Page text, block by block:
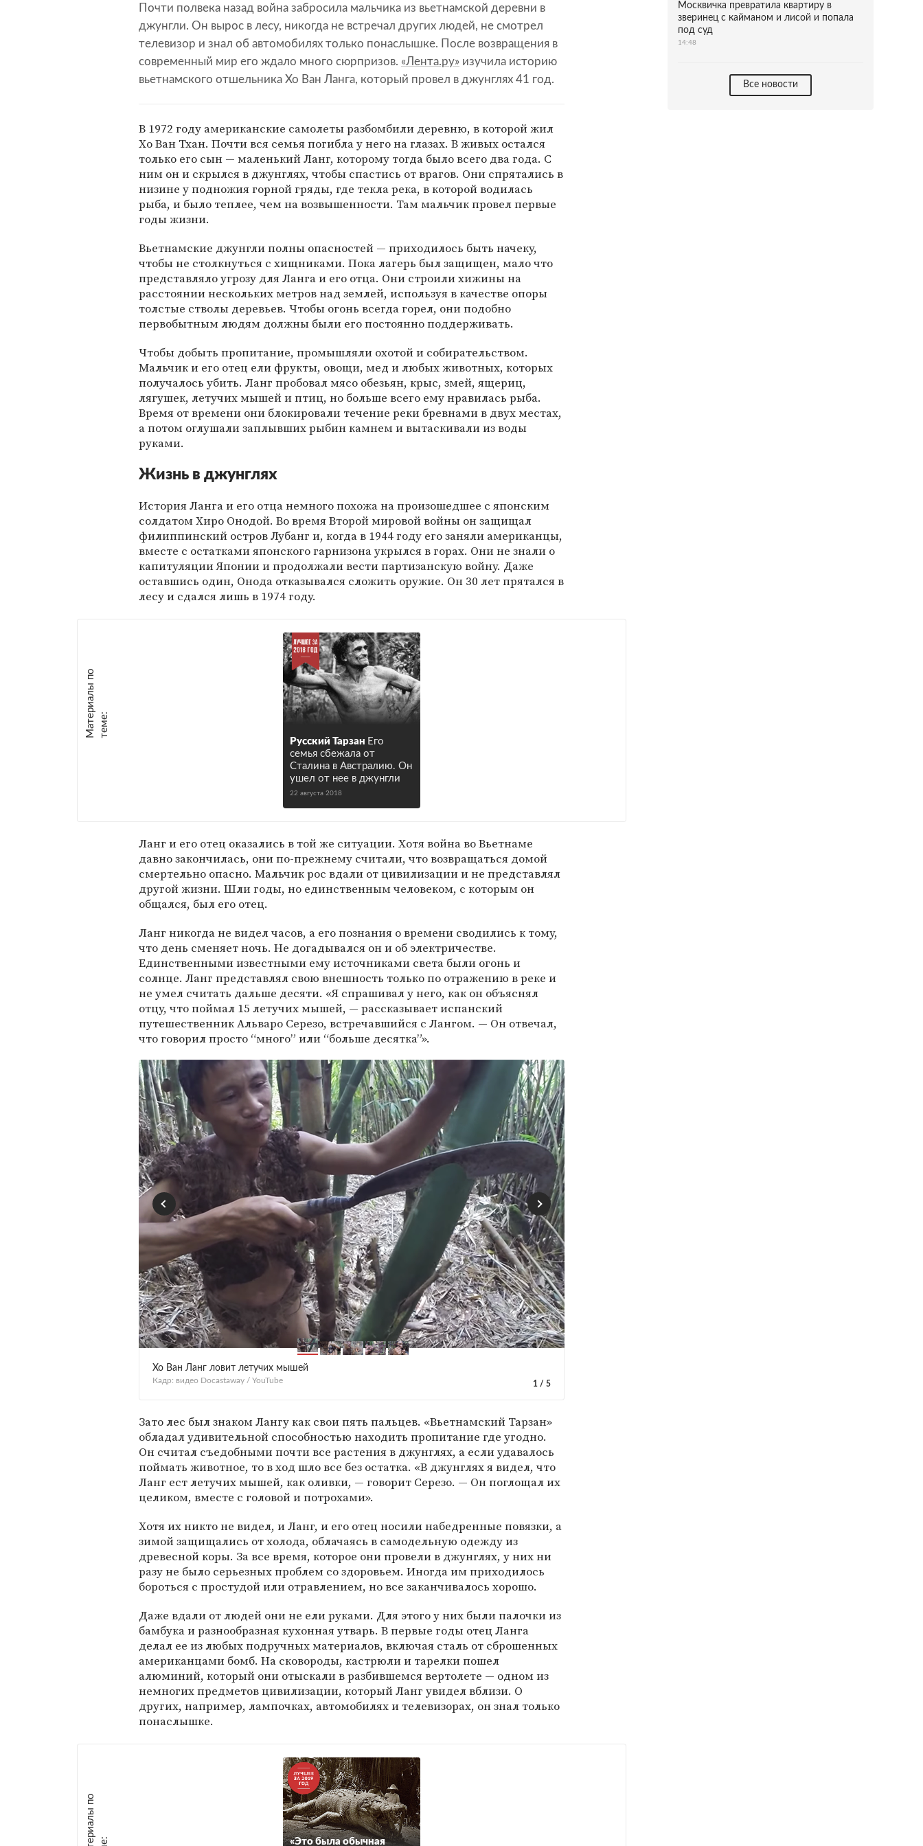
Почти полвека назад война забросила мальчика из вьетнамской деревни в
джунгли. Он вырос в лесу, никогда не встречал других людей, не смотрел
телевизор и знал об автомобилях только понаслышке. После возвращения в
современный мир его ждало много сюрпризов. «Лента.ру» изучила историю
вьетнамского отшельника Хо Ван Ланга, который провел в джунглях 41 год.
В 1972 году американские самолеты разбомбили деревню, в которой жил
Хо Ван Тхан. Почти вся семья погибла у него на глазах. В живых остался
только его сын — маленький Ланг, которому тогда было всего два года. С
ним он и скрылся в джунглях, чтобы спастись от врагов. Они спрятались в
низине у подножия горной гряды, где текла река, в которой водилась
рыба, и было теплее, чем на возвышенности. Там мальчик провел первые
годы жизни.
Вьетнамские джунгли полны опасностей — приходилось быть начеку,
чтобы не столкнуться с хищниками. Пока лагерь был защищен, мало что
представляло угрозу для Ланга и его отца. Они строили хижины на
расстоянии нескольких метров над землей, используя в качестве опоры
толстые стволы деревьев. Чтобы огонь всегда горел, они подобно
первобытным людям должны были его постоянно поддерживать.
Чтобы добыть пропитание, промышляли охотой и собирательством.
Мальчик и его отец ели фрукты, овощи, мед и любых животных, которых
получалось убить. Ланг пробовал мясо обезьян, крыс, змей, ящериц,
лягушек, летучих мышей и птиц, но больше всего ему нравилась рыба.
Время от времени они блокировали течение реки бревнами в двух местах,
а потом оглушали заплывших рыбин камнем и вытаскивали из воды
руками.
Жизнь в джунглях
История Ланга и его отца немного похожа на произошедшее с японским
солдатом Хиро Онодой. Во время Второй мировой войны он защищал
филиппинский остров Лубанг и, когда в 1944 году его заняли американцы,
вместе с остатками японского гарнизона укрылся в горах. Они не знали о
капитуляции Японии и продолжали вести партизанскую войну. Даже
оставшись один, Онода отказывался сложить оружие. Он 30 лет прятался в
лесу и сдался лишь в 1974 году.
М
а
т е
р
и
а
л
ы
п
о
т
е
м
е :
Русский Тарзан Его
семья сбежала от
Сталина в Австралию. Он
ушел от нее в джунгли
22 августа 2018
Ланг и его отец оказались в той же ситуации. Хотя война во Вьетнаме
давно закончилась, они по-прежнему считали, что возвращаться домой
смертельно опасно. Мальчик рос вдали от цивилизации и не представлял
другой жизни. Шли годы, но единственным человеком, с которым он
общался, был его отец.
Ланг никогда не видел часов, а его познания о времени сводились к тому,
что день сменяет ночь. Не догадывался он и об электричестве.
Единственными известными ему источниками света были огонь и
солнце. Ланг представлял свою внешность только по отражению в реке и
не умел считать дальше десяти. «Я спрашивал у него, как он объяснял
отцу, что поймал 15 летучих мышей, — рассказывает испанский
путешественник Альваро Серезо, встречавшийся с Лангом. — Он отвечал,
что говорил просто “много” или “больше десятка”».
1 / 5
Хо Ван Ланг ловит летучих мышей
Кадр: видео Docastaway / YouTube
Зато лес был знаком Лангу как свои пять пальцев. «Вьетнамский Тарзан»
обладал удивительной способностью находить пропитание где угодно.
Он считал съедобными почти все растения в джунглях, а если удавалось
поймать животное, то в ход шло все без остатка. «В джунглях я видел, что
Ланг ест летучих мышей, как оливки, — говорит Серезо. — Он поглощал их
целиком, вместе с головой и потрохами».
Хотя их никто не видел, и Ланг, и его отец носили набедренные повязки, а
зимой защищались от холода, облачаясь в самодельную одежду из
древесной коры. За все время, которое они провели в джунглях, у них ни
разу не было серьезных проблем со здоровьем. Иногда им приходилось
бороться с простудой или отравлением, но все заканчивалось хорошо.
Даже вдали от людей они не ели руками. Для этого у них были палочки из
бамбука и разнообразная кухонная утварь. В первые годы отец Ланга
делал ее из любых подручных материалов, включая сталь от сброшенных
американцами бомб. На сковороды, кастрюли и тарелки пошел
алюминий, который они отыскали в разбившемся вертолете — одном из
немногих предметов цивилизации, который Ланг увидел вблизи. О
других, например, лампочках, автомобилях и телевизорах, он знал только
понаслышке.
М
а
т
р
и
а
л
ы
п
о
т
е
м
е «Это была обычная
Москвичка превратила квартиру в
зверинец с кайманом и лисой и попала
под суд
14:48
Все новости